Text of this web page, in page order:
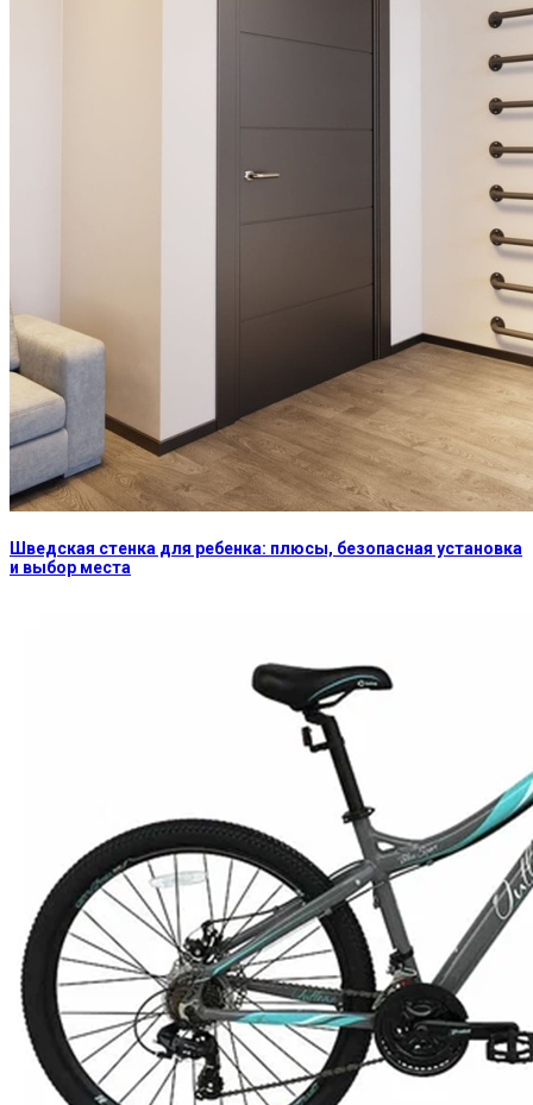
Шведская стенка для ребенка: плюсы, безопасная установка
и выбор места